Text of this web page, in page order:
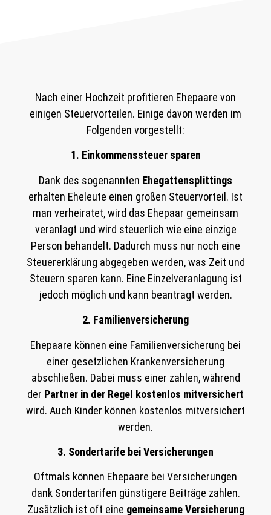
Nach einer Hochzeit profitieren Ehepaare von
einigen Steuervorteilen. Einige davon werden im
Folgenden vorgestellt:
1. Einkommenssteuer sparen
Dank des sogenannten Ehegattensplittings
erhalten Eheleute einen großen Steuervorteil. Ist
man verheiratet, wird das Ehepaar gemeinsam
veranlagt und wird steuerlich wie eine einzige
Person behandelt. Dadurch muss nur noch eine
Steuererklärung abgegeben werden, was Zeit und
Steuern sparen kann. Eine Einzelveranlagung ist
jedoch möglich und kann beantragt werden.
2. Familienversicherung
Ehepaare können eine Familienversicherung bei
einer gesetzlichen Krankenversicherung
abschließen. Dabei muss einer zahlen, während
der Partner in der Regel kostenlos mitversichert
wird. Auch Kinder können kostenlos mitversichert
werden.
3. Sondertarife bei Versicherungen
Oftmals können Ehepaare bei Versicherungen
dank Sondertarifen günstigere Beiträge zahlen.
Zusätzlich ist oft eine gemeinsame Versicherung